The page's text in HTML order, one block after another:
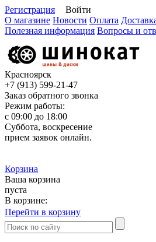
Регистрация
Войти
О магазине Новости Оплата
Полезная информация Вопросы и
Красноярск
+7 (913) 599-21-47
Заказ обратного звонка
Режим работы:
с 09:00 до 18:00
Суббота, воскресение
прием заявок онлайн.
Корзина
Ваша корзина
пуста
В корзине:
Перейти в корзину